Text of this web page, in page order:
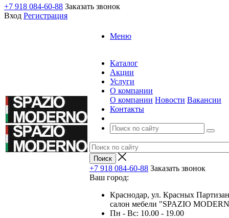
+7 918 084-60-88 Заказать звонок
Вход Регистрация
Меню
Каталог
Акции
Услуги
О компании
О компании Новости Вакансии
Контакты
+7 918 084-60-88 Заказать звонок
Ваш город:
Краснодар, ул. Красных
салон мебели "SPAZIO
Пн - Вс: 10.00 - 19.00